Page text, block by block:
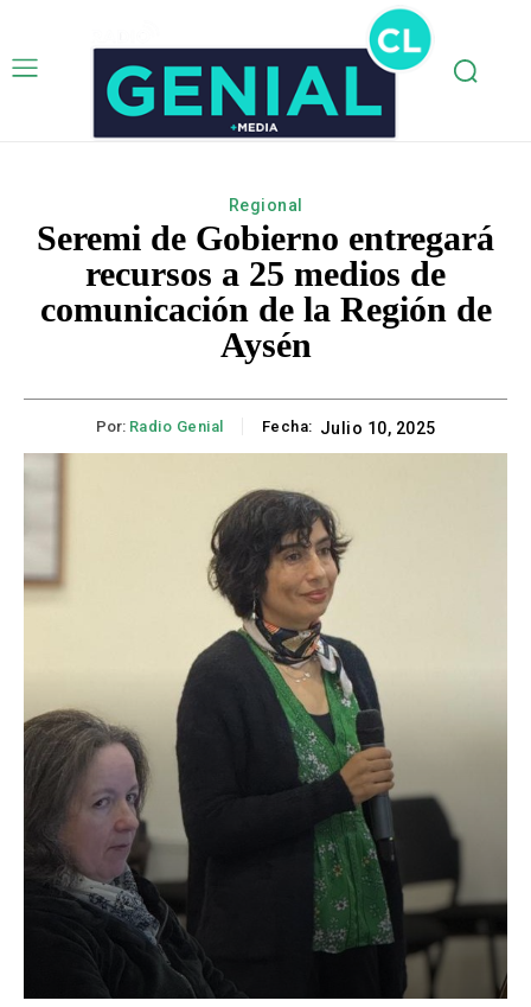
Regional
Seremi de Gobierno entregará
recursos a 25 medios de
comunicación de la Región de
Aysén
Por: Radio Genial Fecha: Julio 10, 2025